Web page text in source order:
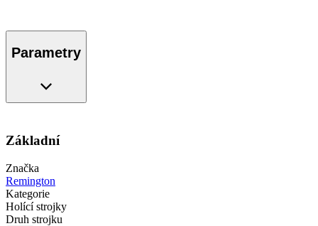
Parametry
Základní
Značka
Remington
Kategorie
Holící strojky
Druh strojku